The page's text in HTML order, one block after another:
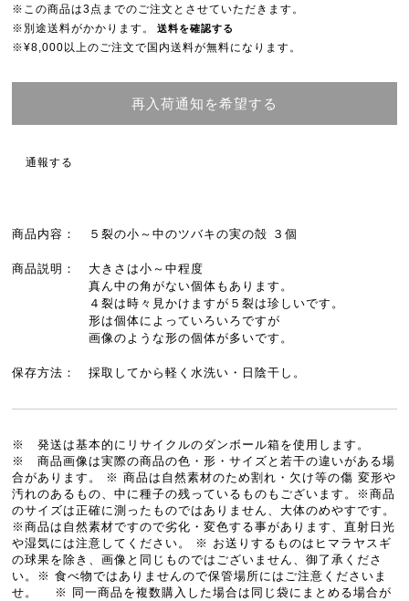
※この商品は3点までのご注文とさせていただきます。
※別途送料がかかります。
送料を確認する
※¥8,000以上のご注文で国内送料が無料になります。
再入荷通知を希望する
通報する
商品内容： ５裂の小～中のツバキの実の殻 ３個
商品説明： 大きさは小～中程度
真ん中の角がない個体もあります。
４裂は時々見かけますが５裂は珍しいです。
形は個体によっていろいろですが
画像のような形の個体が多いです。
保存方法： 採取してから軽く水洗い・日陰干し。
※ 発送は基本的にリサイクルのダンボール箱を使用します。
※ 商品画像は実際の商品の色・形・サイズと若干の違いがある場
合があります。 ※ 商品は自然素材のため割れ・欠け等の傷 変形や
汚れのあるもの、中に種子の残っているものもございます。※商品
のサイズは正確に測ったものではありません、大体のめやすです。
※商品は自然素材ですので劣化・変色する事があります、直射日光
や湿気には注意してください。 ※ お送りするものはヒマラヤスギ
の球果を除き、画像と同じものではございません、御了承くださ
い。※ 食べ物ではありませんので保管場所にはご注意くださいま
せ。 ※ 同一商品を複数購入した場合は同じ袋にまとめる場合が